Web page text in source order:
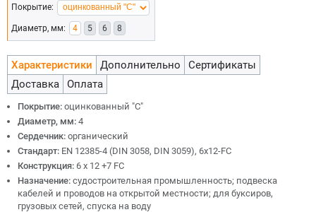
Покрытие:
Диаметр, мм: 4 5 6 8
Характеристики Дополнительно
Сертификаты
Доставка
Оплата
Покрытие: оцинкованный "С"
Диаметр, мм: 4
Сердечник: органический
Стандарт: EN 12385-4 (DIN 3058, DIN 3059), 6x12-FC
Конструкция: 6 х 12 +7 FC
Назначение: судостроительная промышленность; подвеска
кабелей и проводов на открытой местности; для буксиров,
грузовых сетей, спуска на воду